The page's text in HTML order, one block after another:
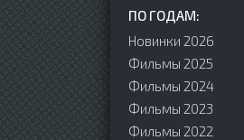
ПО ГОДАМ:
Новинки 2026
Фильмы 2025
Фильмы 2024
Фильмы 2023
Фильмы 2022